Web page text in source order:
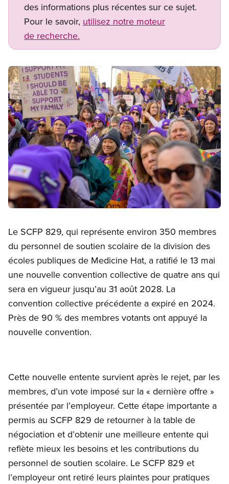
des informations plus récentes sur ce sujet.
Pour le savoir, utilisez notre moteur
de recherche.
Image
Le SCFP 829, qui représente environ 350 membres
du personnel de soutien scolaire de la division des
écoles publiques de Medicine Hat, a ratifié le 13 mai
une nouvelle convention collective de quatre ans qui
sera en vigueur jusqu’au 31 août 2028. La
convention collective précédente a expiré en 2024.
Près de 90 % des membres votants ont appuyé la
nouvelle convention.
Cette nouvelle entente survient après le rejet, par les
membres, d’un vote imposé sur la « dernière offre »
présentée par l’employeur. Cette étape importante a
permis au SCFP 829 de retourner à la table de
négociation et d’obtenir une meilleure entente qui
reflète mieux les besoins et les contributions du
personnel de soutien scolaire. Le SCFP 829 et
l’employeur ont retiré leurs plaintes pour pratiques